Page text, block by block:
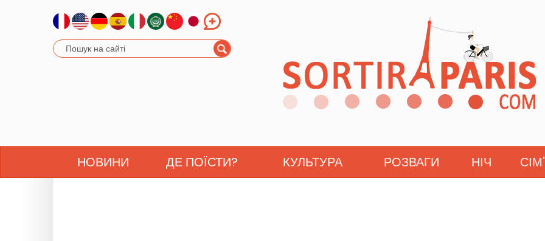
НОВИНИ ДЕ ПОЇСТИ? КУЛЬТУРА РОЗВАГИ НІЧ